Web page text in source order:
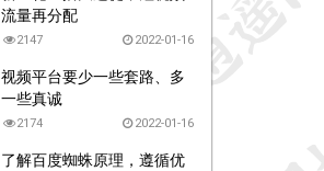
流量再分配
2147 2022-01-16
视频平台要少一些套路、多
一些真诚
2174 2022-01-16
了解百度蜘蛛原理，遵循优